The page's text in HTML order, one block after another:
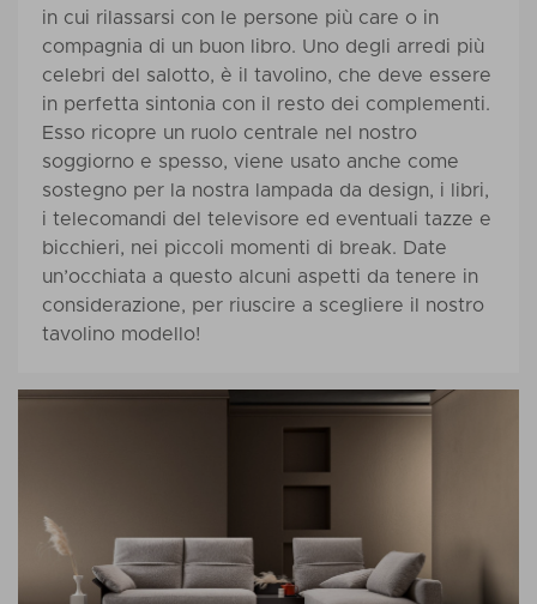
in cui rilassarsi con le persone più care o in
compagnia di un buon libro. Uno degli arredi più
celebri del salotto, è il tavolino, che deve essere
in perfetta sintonia con il resto dei complementi.
Esso ricopre un ruolo centrale nel nostro
soggiorno e spesso, viene usato anche come
sostegno per la nostra lampada da design, i libri,
i telecomandi del televisore ed eventuali tazze e
bicchieri, nei piccoli momenti di break. Date
un’occhiata a questo alcuni aspetti da tenere in
considerazione, per riuscire a scegliere il nostro
tavolino modello!